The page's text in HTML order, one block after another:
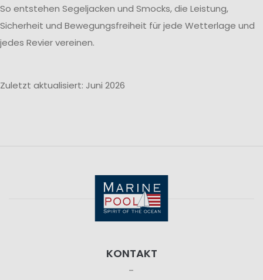
So entstehen Segeljacken und Smocks, die Leistung,
Sicherheit und Bewegungsfreiheit für jede Wetterlage und
jedes Revier vereinen.
Zuletzt aktualisiert: Juni 2026
KONTAKT